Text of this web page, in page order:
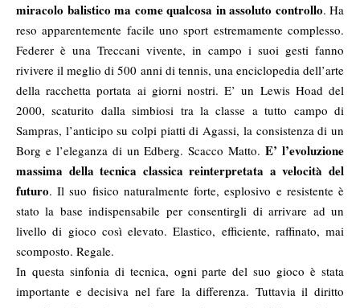
miracolo balistico ma come qualcosa in assoluto controllo. Ha
reso apparentemente facile uno sport estremamente complesso.
Federer è una Treccani vivente, in campo i suoi gesti fanno
rivivere il meglio di 500 anni di tennis, una enciclopedia dell’arte
della racchetta portata ai giorni nostri. E’ un Lewis Hoad del
2000, scaturito dalla simbiosi tra la classe a tutto campo di
Sampras, l’anticipo su colpi piatti di Agassi, la consistenza di un
Borg e l’eleganza di un Edberg. Scacco Matto.E’ l’evoluzione
massima della tecnica classica reinterpretata a velocità del
futuro. Il suo fisico naturalmente forte, esplosivo e resistente è
stato la base indispensabile per consentirgli di arrivare ad un
livello di gioco così elevato. Elastico, efficiente, raffinato, mai
scomposto. Regale.
In questa sinfonia di tecnica, ogni parte del suo gioco è stata
importante e decisiva nel fare la differenza. Tuttavia il diritto